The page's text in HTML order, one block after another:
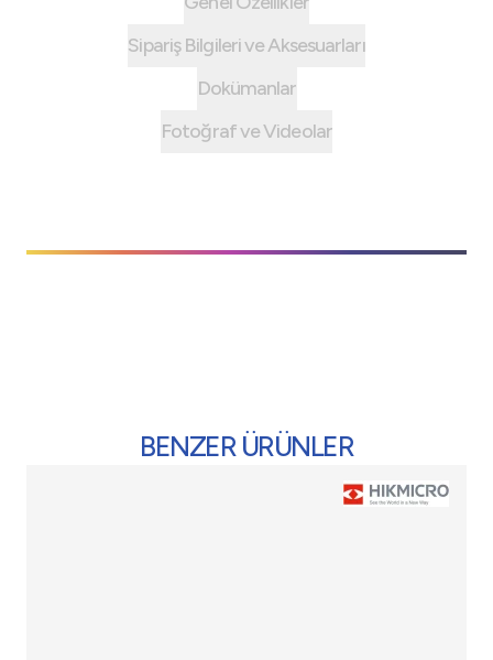
Sipariş Bilgileri ve Aksesuarları
Dokümanlar
Fotoğraf ve Videolar
BENZER ÜRÜNLER